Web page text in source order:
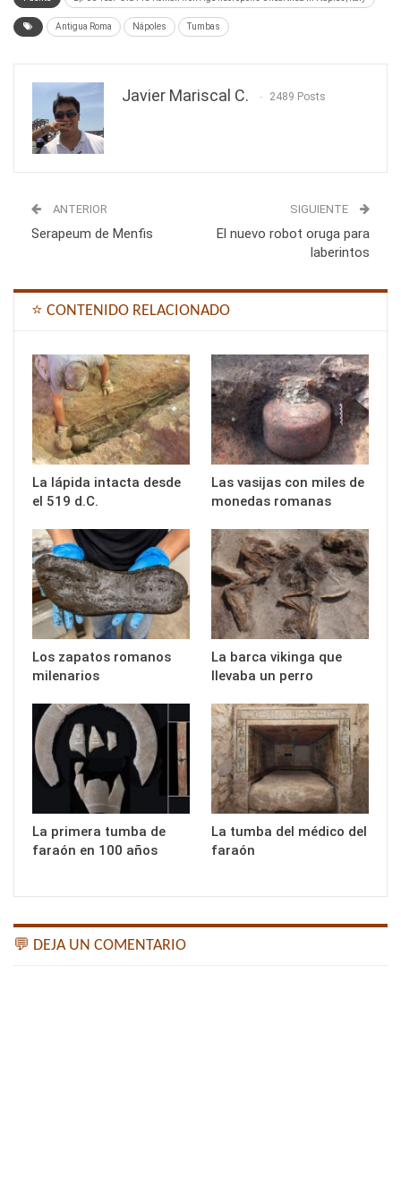
Antigua Roma Nápoles Tumbas
Javier Mariscal C. 2489 Posts
ANTERIOR
Serapeum de Menfis
SIGUIENTE
El nuevo robot oruga para
laberintos
⭐ CONTENIDO RELACIONADO
La lápida intacta desde
el 519 d.C.
Las vasijas con miles de
monedas romanas
Los zapatos romanos
milenarios
La barca vikinga que
llevaba un perro
La primera tumba de
faraón en 100 años
La tumba del médico del
faraón
💬 DEJA UN COMENTARIO